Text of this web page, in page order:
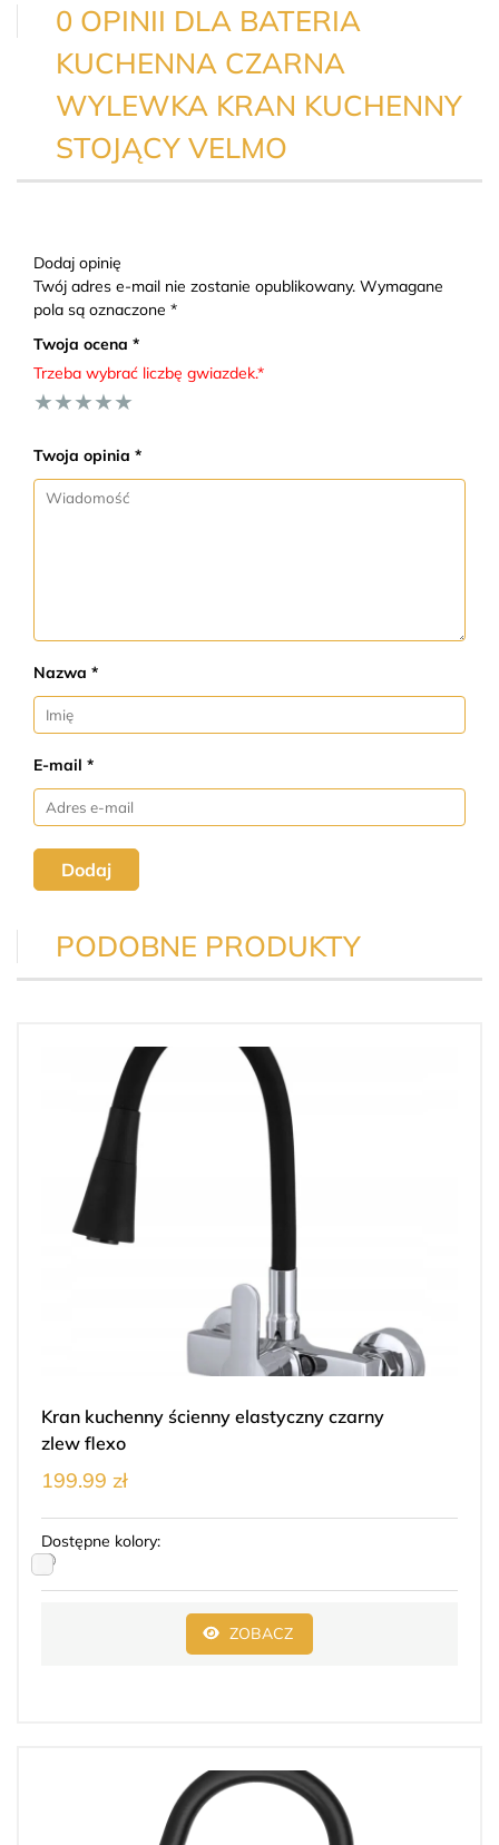
0 OPINII DLA BATERIA
KUCHENNA CZARNA
WYLEWKA KRAN KUCHENNY
STOJĄCY VELMO
Dodaj opinię
Twój adres e-mail nie zostanie opublikowany. Wymagane
pola są oznaczone *
Twoja ocena *
Trzeba wybrać liczbę gwiazdek.*
★
★
★
★
★
Twoja opinia *
Nazwa *
E-mail *
Dodaj
PODOBNE PRODUKTY
Kran kuchenny ścienny elastyczny czarny
zlew flexo
199.99 zł
Dostępne kolory:
ZOBACZ